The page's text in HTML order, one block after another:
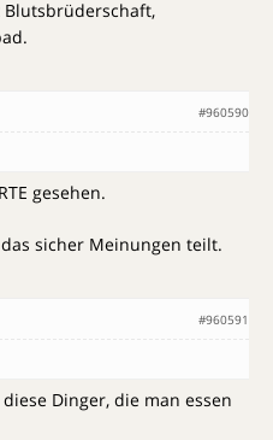
#960590
gesehen.
sicher Meinungen teilt.
#960591
Dinger, die man essen